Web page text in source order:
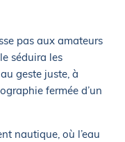
pas aux amateurs
séduira les
geste juste, à
fermée d’un
nautique, où l’eau